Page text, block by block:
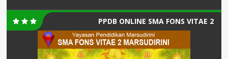
PPDB ONLINE SMA FONS VITAE 2